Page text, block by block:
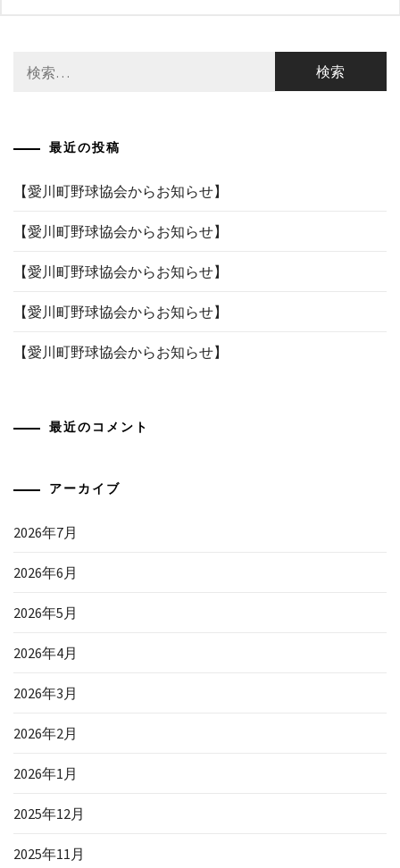
索:
最近の投稿
【愛川町野球協会からお知らせ】
【愛川町野球協会からお知らせ】
【愛川町野球協会からお知らせ】
【愛川町野球協会からお知らせ】
【愛川町野球協会からお知らせ】
最近のコメント
アーカイブ
2026年7月
2026年6月
2026年5月
2026年4月
2026年3月
2026年2月
2026年1月
2025年12月
2025年11月